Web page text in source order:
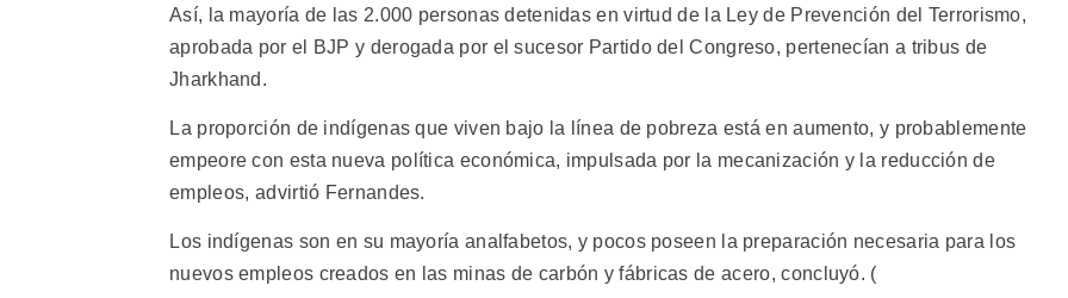
Así, la mayoría de las 2.000 personas detenidas en virtud de la Ley de Prevención del Terrorismo,
aprobada por el BJP y derogada por el sucesor Partido del Congreso, pertenecían a tribus de
Jharkhand.
La proporción de indígenas que viven bajo la línea de pobreza está en aumento, y probablemente
empeore con esta nueva política económica, impulsada por la mecanización y la reducción de
empleos, advirtió Fernandes.
Los indígenas son en su mayoría analfabetos, y pocos poseen la preparación necesaria para los
nuevos empleos creados en las minas de carbón y fábricas de acero, concluyó. (